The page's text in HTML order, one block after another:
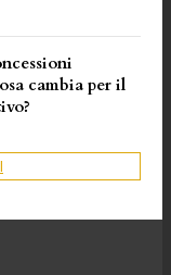
cambia per il